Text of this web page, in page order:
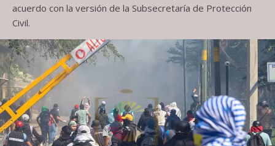
acuerdo con la versión de la Subsecretaría de Protección
Civil.